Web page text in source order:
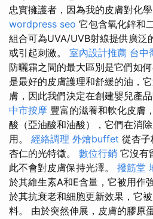
忠實擁護者，因為我的皮膚對化學
wordpress seo 它包含氧化鋅和
組合可為UVA/UVB射線提供廣泛
或引起刺激。 室內設計推薦 台中
防曬霜之間的最大區別是它們如
是最好的皮膚護理和舒緩的油，
膚，因此我們決定在創建嬰兒產
中市按摩 豐富的滋養和軟化皮膚
酸（亞油酸和油酸），它們在消
用。 經絡調理 外燴buffet 從杏
杏仁的光特徵。 數位行銷 它沒有
此不會對皮膚保持光澤。 撥筋堂
於其維生素A和E含量，它被用作
於其抗衰老和細胞更新效果，它
料。 由於突然伸展，皮膚的膠原